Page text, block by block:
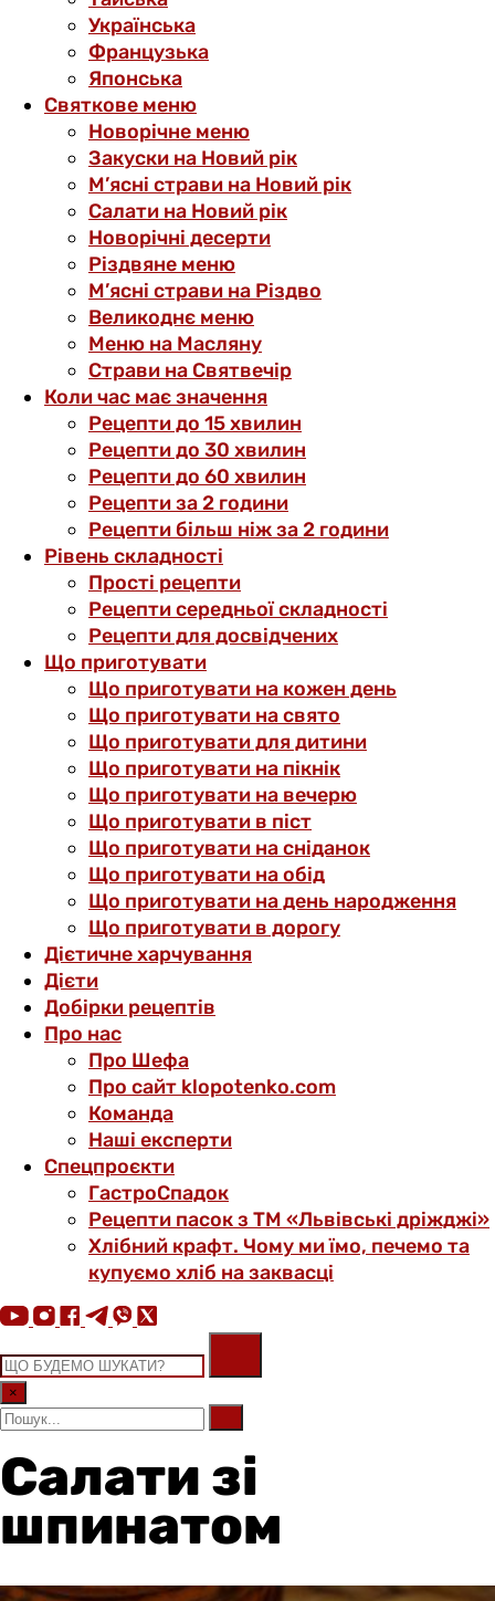
Українська
Французька
Японська
Святкове меню
Новорічне меню
Закуски на Новий рік
М’ясні страви на Новий рік
Салати на Новий рік
Новорічні десерти
Різдвяне меню
М’ясні страви на Різдво
Великоднє меню
Меню на Масляну
Страви на Святвечір
Коли час має значення
Рецепти до 15 хвилин
Рецепти до 30 хвилин
Рецепти до 60 хвилин
Рецепти за 2 години
Рецепти більш ніж за 2 години
Рівень складності
Прості рецепти
Рецепти середньої складності
Рецепти для досвідчених
Що приготувати
Що приготувати на кожен день
Що приготувати на свято
Що приготувати для дитини
Що приготувати на пікнік
Що приготувати на вечерю
Що приготувати в піст
Що приготувати на сніданок
Що приготувати на обід
Що приготувати на день народження
Що приготувати в дорогу
Дієтичне харчування
Дієти
Добірки рецептів
Про нас
Про Шефа
Про сайт klopotenko.com
Команда
Наші експерти
Спецпроєкти
ГастроСпадок
Рецепти пасок з ТМ «Львівські дріжджі»
Хлібний крафт. Чому ми їмо, печемо та
купуємо хліб на заквасці
×
Салати зі
шпинатом